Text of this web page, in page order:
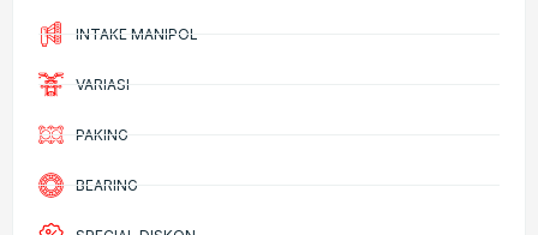
INTAKE MANIPOL
VARIASI
PAKING
BEARING